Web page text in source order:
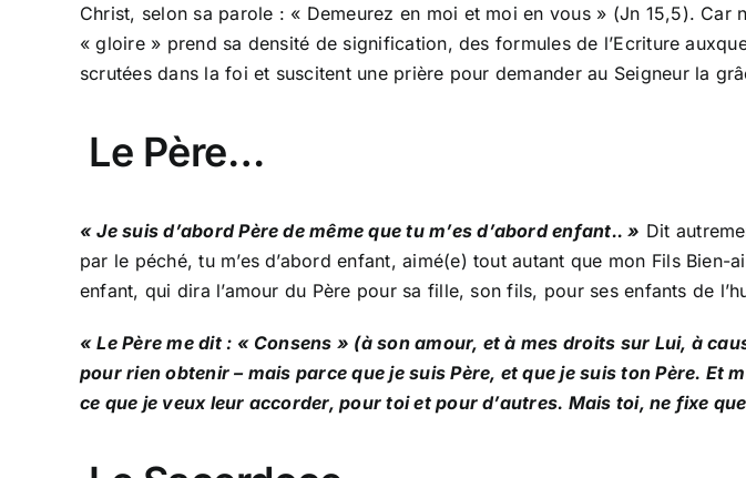
Christ, selon sa parole : « Demeurez en moi et moi en vous » (Jn 15,5).
« gloire » prend sa densité de signification, des formules de l’Ecriture
scrutées dans la foi et suscitent une prière pour demander au Seigneur la
Le Père…
« Je suis d’abord Père de même que tu m’es d’abord enfant.. » Dit
par le péché, tu m’es d’abord enfant, aimé(e) tout autant que mon Fils Bien-
enfant, qui dira l’amour du Père pour sa fille, son fils, pour ses enfants de
« Le Père me dit : « Consens » (à son amour, et à mes droits sur Lui, à
pour rien obtenir – mais parce que je suis Père, et que je suis ton Père.
ce que je veux leur accorder, pour toi et pour d’autres. Mais toi, ne fixe